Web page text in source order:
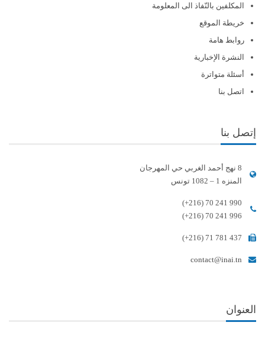
المكلفين بالنّفاذ الى المعلومة
خريطة الموقع
روابط هامة
النشرة الإخبارية
أسئلة متواترة
اتصل بنا
إتصل بنا
8 نهج أحمد الغربي حي المهرجان
المنزه 1 – 1082 تونس
(+216) 70 241 990
(+216) 70 241 996
(+216) 71 781 437
contact@inai.tn
العنوان